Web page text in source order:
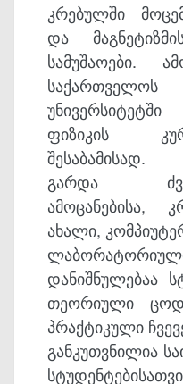
კრებულში
და
სამუშაოები.
ფიზიკის
შესაბამისად.
გარდა
ამოცანებისა,
ახალი,
დანიშნულებაა
თეორიული
პრაქტიკული
განკუთვნილია